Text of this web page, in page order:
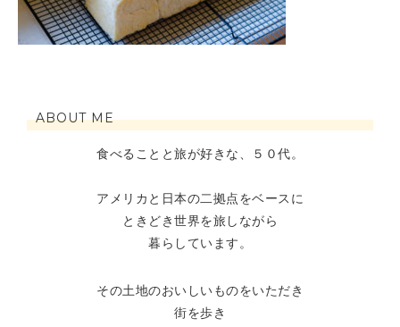
ABOUT ME
食べることと旅が好きな、５０代。
アメリカと日本の二拠点をベースに
ときどき世界を旅しながら
暮らしています。
その土地のおいしいものをいただき
街を歩き